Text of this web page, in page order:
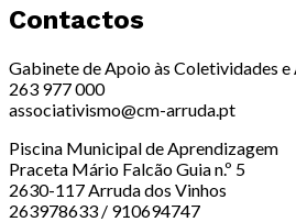
Contactos
Gabinete de Apoio às Coletividades
263 977 000
associativismo@cm-arruda.pt
Piscina Municipal de Aprendizagem
Praceta Mário Falcão Guia n.º 5
2630-117 Arruda dos Vinhos
263978633 / 910694747